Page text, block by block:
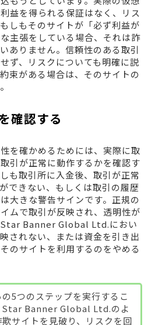
益を得られる保証はなく、リス
しもそのサイトが「必ず利益が
主張をしている場合、それは詐
ありません。信頼性のある取引
ず、リスクについても明確に説
束がある場合は、そのサイトの
確認する
を確かめるためには、実際に取
引が正常に動作するかを確認す
も取引所に入金後、取引が正常
できない、もしくは取引の履歴
大きな警告サインです。正規の
ムで取引が反映され、透明性が
Star Banner Global Ltd.におい
されない、または資金を引き出
のサイトを利用するのをやめる
の5つのステップを実行するこ
Star Banner Global Ltd.のよ
欺サイトを見破り、リスクを回